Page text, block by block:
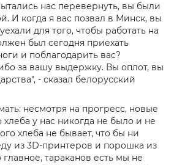
нас перевернуть, вы были
И когда я вас позвал в Минск, вы
для того, чтобы работать на
был сегодня приехать
и поблагодарить вас?
за вашу выдержку. Вы оплот, вы
- сказал белорусский
несмотря на прогресс, новые
хлеба у нас никогда не было и не
хлеба не бывает, что бы ни
из 3D-принтеров и порошка из
тараканов есть мы не